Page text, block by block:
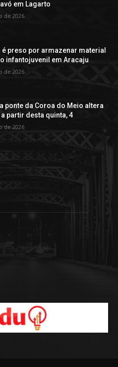
em Lagarto
de 2026
é preso por armazenar material
infantojuvenil em Aracaju
de 2026
ponte da Coroa do Meio altera
partir desta quinta, 4
de 2026